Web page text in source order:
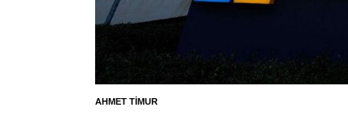
AHMET TIMUR